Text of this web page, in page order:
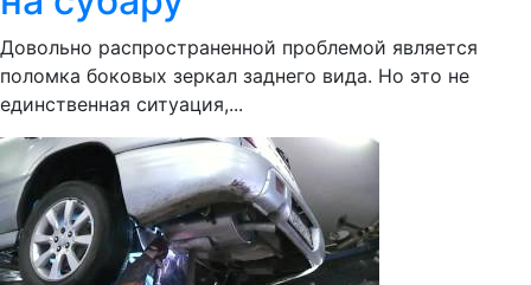
Довольно распространенной проблемой является
поломка боковых зеркал заднего вида. Но это не
единственная ситуация,...